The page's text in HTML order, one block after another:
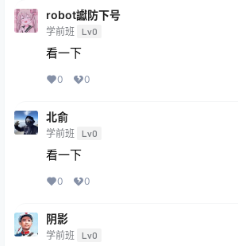
robot讞防下号
学前班 Lv0
看一下
0 0
北俞
学前班 Lv0
看一下
0 0
阴影
学前班 Lv0